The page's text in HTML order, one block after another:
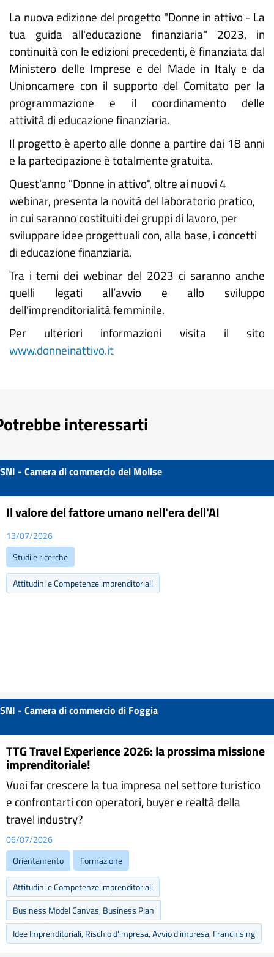
La nuova edizione del progetto "Donne in attivo - La
tua guida all'educazione finanziaria" 2023, in
continuità con le edizioni precedenti, è finanziata dal
Ministero delle Imprese e del Made in Italy e da
Unioncamere con il supporto del Comitato per la
programmazione e il coordinamento delle
attività di educazione finanziaria.
Il progetto è aperto alle donne a partire dai 18 anni
e la partecipazione è totalmente gratuita.
Quest'anno "Donne in attivo", oltre ai nuovi 4
webinar, presenta la novità del laboratorio pratico,
in cui saranno costituiti dei gruppi di lavoro, per
sviluppare idee progettuali con, alla base, i concetti
di educazione finanziaria.
Tra i temi dei webinar del 2023 ci saranno anche
quelli legati all’avvio e allo sviluppo
dell’imprenditorialità femminile.
Per ulteriori informazioni visita il sito
www.donneinattivo.it
interessarti
SNI - Camera di commercio del Molise
Il valore del fattore umano nell'era dell'AI
13/07/2026
Studi e ricerche
Attitudini e Competenze imprenditoriali
SNI - Camera di commercio di Foggia
TTG Travel Experience 2026: la prossima missione
imprenditoriale!
Vuoi far crescere la tua impresa nel settore turistico
e confrontarti con operatori, buyer e realtà della
travel industry?
06/07/2026
Orientamento
Formazione
Attitudini e Competenze imprenditoriali
Business Model Canvas, Business Plan
Idee Imprenditoriali, Rischio d'impresa, Avvio d'impresa, Franchising